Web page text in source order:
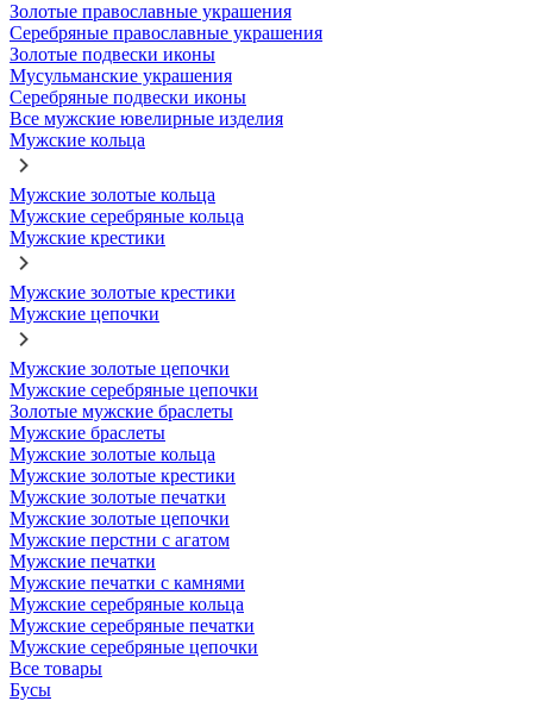
Золотые православные украшения
Серебряные православные украшения
Золотые подвески иконы
Мусульманские украшения
Серебряные подвески иконы
Все мужские ювелирные изделия
Мужские кольца
Мужские золотые кольца
Мужские серебряные кольца
Мужские крестики
Мужские золотые крестики
Мужские цепочки
Мужские золотые цепочки
Мужские серебряные цепочки
Золотые мужские браслеты
Мужские браслеты
Мужские золотые кольца
Мужские золотые крестики
Мужские золотые печатки
Мужские золотые цепочки
Мужские перстни с агатом
Мужские печатки
Мужские печатки с камнями
Мужские серебряные кольца
Мужские серебряные печатки
Мужские серебряные цепочки
Все товары
Бусы